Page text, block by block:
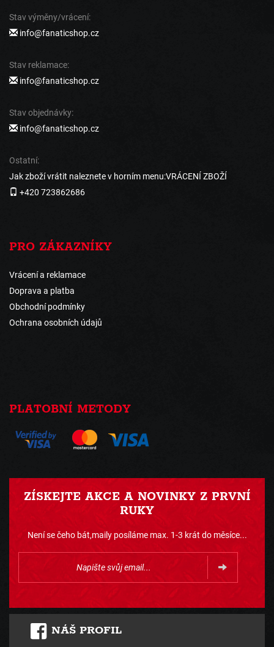
Stav výměny/vrácení:
info@fanaticshop.cz
Stav reklamace:
info@fanaticshop.cz
Stav objednávky:
info@fanaticshop.cz
Ostatní:
Jak zboží vrátit naleznete v horním menu:VRÁCENÍ ZBOŽÍ
+420 723862686
PRO ZÁKAZNÍKY
Vrácení a reklamace
Doprava a platba
Obchodní podmínky
Ochrana osobních údajů
PLATOBNÍ METODY
ZÍSKEJTE AKCE A NOVINKY Z PRVNÍ
RUKY
Není se čeho bát,maily posíláme max. 1-3 krát do měsíce...
NÁŠ PROFIL